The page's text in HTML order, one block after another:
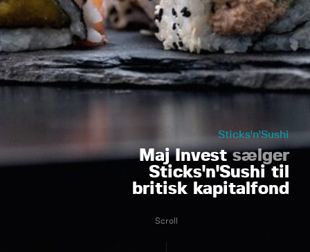
Sticks'n'Sushi
Maj Investsælger
Sticks'n'Sushi til
britisk kapitalfond
Scroll